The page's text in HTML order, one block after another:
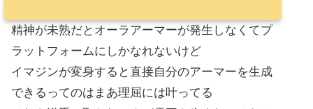
精神が未熟だとオーラアーマーが発生しなくてプ
ラットフォームにしかなれないけど
イマジンが変身すると直接自分のアーマーを生成
できるってのはまあ理屈には叶ってる